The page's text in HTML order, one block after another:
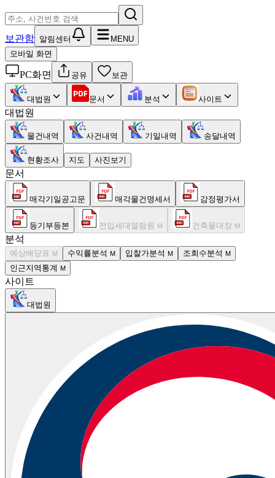
보관함 알림센터
MENU
모바일 화면
PC화면 공유 보관
대법원 문서 분석 사이트
대법원
물건내역 사건내역 기일내역 송달내역
현황조사 지도 사진보기
문서
매각기일공고문 매각물건명세서 감정평가서
등기부등본 전입세대열람원 M 건축물대장 M
분석
예상배당표 M 수익률분석 M 입찰가분석 M 조회수분석 M
인근지역통계 M
사이트
대법원